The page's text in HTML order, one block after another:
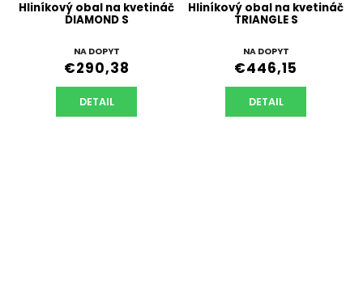
Hliníkový obal na kvetináč
DIAMOND S
NA DOPYT
€290,38
DETAIL
Hliníkový obal na kvetináč
TRIANGLE S
NA DOPYT
€446,15
DETAIL